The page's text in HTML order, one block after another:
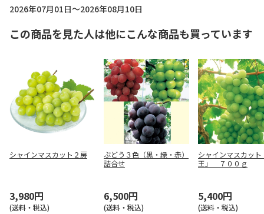
2026年07月01日～2026年08月10日
この商品を見た人は他にこんな商品も買っています
シャインマスカット２房
3,980円
(送料・税込)
ぶどう３色（黒・緑・赤）
詰合せ
6,500円
(送料・税込)
シャインマスカット
王」 ７００ｇ
5,400円
(送料・税込)